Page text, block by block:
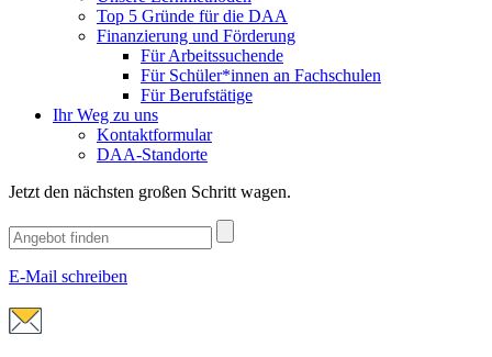
Top 5 Gründe für die DAA
Finanzierung und Förderung
Für Arbeitssuchende
Für Schüler*innen an Fachschulen
Für Berufstätige
Ihr Weg zu uns
Kontaktformular
DAA-Standorte
Jetzt den nächsten großen Schritt wagen.
E-Mail schreiben